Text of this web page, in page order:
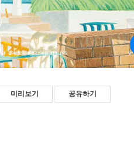
미리보기 공유하기